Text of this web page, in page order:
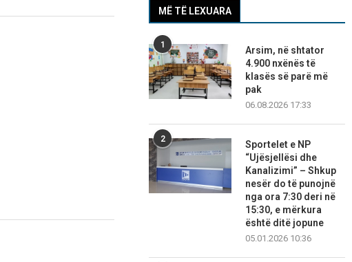
MË TË LEXUARA
1
Arsim, në shtator
4.900 nxënës të
klasës së parë më
pak
06.08.2026 17:33
2
Sportelet e NP
“Ujësjellësi dhe
Kanalizimi” – Shkup
nesër do të punojnë
nga ora 7:30 deri në
15:30, e mërkura
është ditë jopune
05.01.2026 10:36